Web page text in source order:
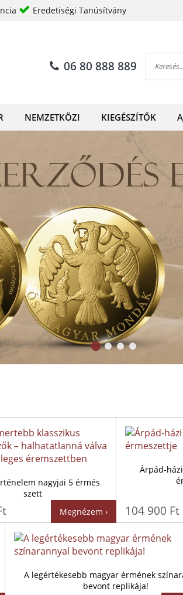
Eredetiségi Tanúsítvány
06 80 888 889
NEMZETKÖZI KIEGÉSZÍTŐK
nagyjai 5 érmés
szett
Megnézem ›
Árpád-
104 900 Ft
A legértékesebb magyar érmének
bevont replikája!